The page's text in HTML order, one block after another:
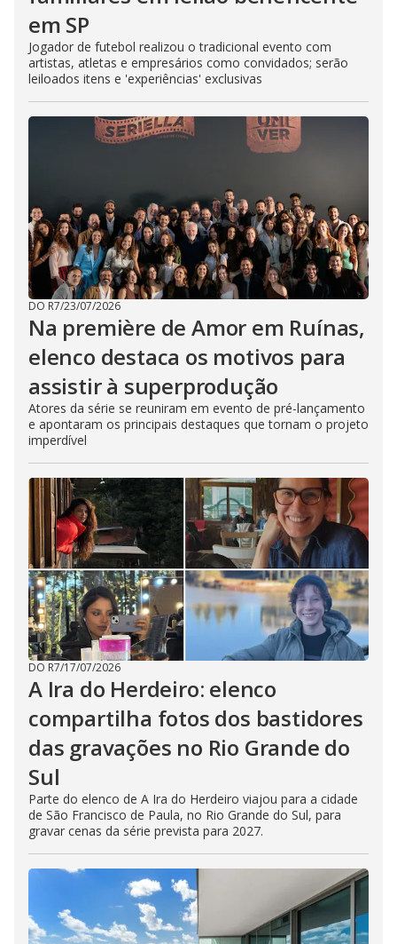
em SP
Jogador de futebol realizou o tradicional evento com
artistas, atletas e empresários como convidados; serão
leiloados itens e 'experiências' exclusivas
DO R7/23/07/2026
Na première de Amor em Ruínas,
elenco destaca os motivos para
assistir à superprodução
Atores da série se reuniram em evento de pré-lançamento
e apontaram os principais destaques que tornam o projeto
imperdível
DO R7/17/07/2026
A Ira do Herdeiro: elenco
compartilha fotos dos bastidores
das gravações no Rio Grande do
Sul
Parte do elenco de A Ira do Herdeiro viajou para a cidade
de São Francisco de Paula, no Rio Grande do Sul, para
gravar cenas da série prevista para 2027.